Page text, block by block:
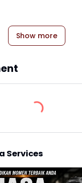
Show more
Services